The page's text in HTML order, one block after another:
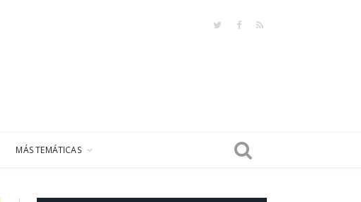
TwitterFacebook
RSS
MÁS TEMÁTICAS